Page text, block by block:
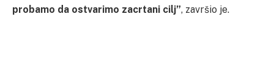
probamo da ostvarimo zacrtani cilj”, završio je.